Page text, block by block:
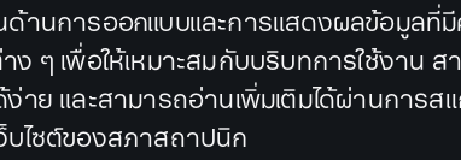
ด้านการออกแบบและการแสดงผลข้อมูล
ง ๆ เพื่อให้เหมาะสมกับบริบทการใช้งาน
ง่าย และสามารถอ่านเพิ่มเติมได้ผ่านการส
บไซต์ของสภาสถาปนิก